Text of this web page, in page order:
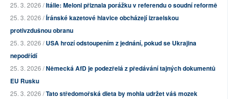
25. 3. 2026 /Itálie: Meloni přiznala porážku v referendu o soudní reformě
25. 3. 2026 /Íránské kazetové hlavice obcházejí izraelskou
protivzdušnou obranu
25. 3. 2026 /USA hrozí odstoupením z jednání, pokud se Ukrajina
nepodřídí
25. 3. 2026 /Německá AfD je podezřelá z předávání tajných dokumentů
EU Rusku
25. 3. 2026 /Tato středomořská dieta by mohla udržet váš mozek